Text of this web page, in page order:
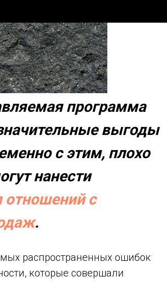
программа
выгоды
с этим, плохо
нанести
отношений с
.
распространенных ошибок
которые совершали